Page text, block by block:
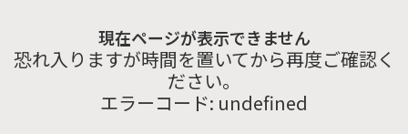
現在ページが表示できません
恐れ入りますが時間を置いてから再度ご確認く
ださい。
エラーコード: undefined